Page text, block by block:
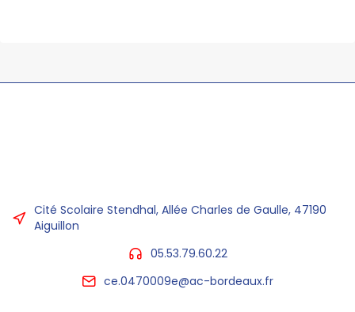
Cité Scolaire Stendhal, Allée Charles de Gaulle, 47190
Aiguillon
05.53.79.60.22
ce.0470009e@ac-bordeaux.fr